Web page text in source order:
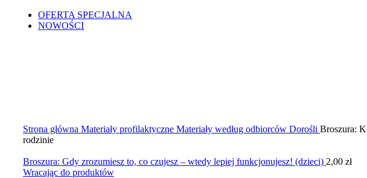
OFERTA SPECJALNA
NOWOŚCI
Strona główna Materiały profilaktyczne Materiały według odbiorców Dorośli Broszura:
rodzinie
Broszura: Gdy zrozumiesz to, co czujesz – wtedy lepiej funkcjonujesz! (dzieci) 2,00 zł
Wracając do produktów